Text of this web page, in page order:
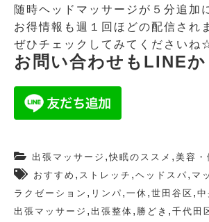
随時ヘッドマッサージが５分追加
お得情報も週１回ほどの配信され
ぜひチェックしてみてくださいね
お問い合わせもLINEか
出張マッサージ ,快眠のススメ , 美容・
おすすめ , ストレッチ , ヘッドスパ , マ
ラクゼーション , リンパ , 一休 , 世田谷区 , 中
出張マッサージ , 出張整体 , 勝どき , 千代田